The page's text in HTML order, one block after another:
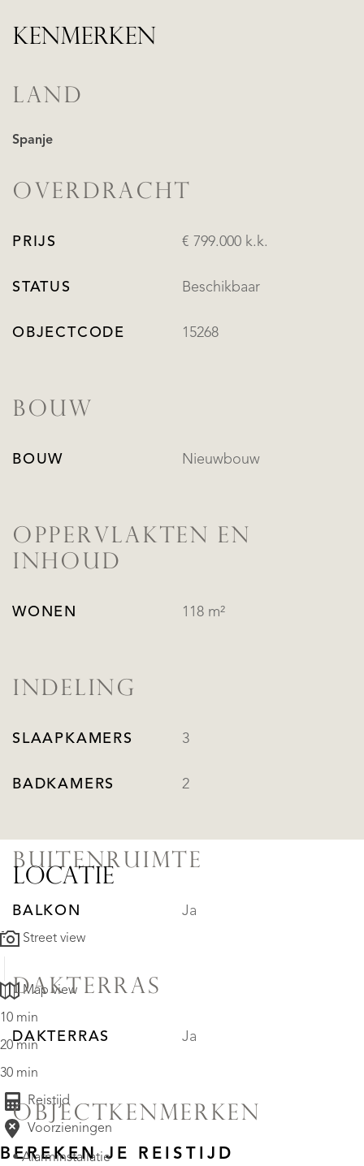
KENMERKEN
LAND
Spanje
OVERDRACHT
PRIJS € 799.000 k.k.
STATUS Beschikbaar
OBJECTCODE 15268
BOUW
BOUW Nieuwbouw
OPPERVLAKTEN EN
INHOUD
WONEN 118 m²
INDELING
SLAAPKAMERS 3
BADKAMERS 2
BUITENRUIMTE
BALKON Ja
DAKTERRAS
DAKTERRAS Ja
OBJECTKENMERKEN
• Alarminstallatie
LOCATIE
Street view
Map view
10 min
20 min
30 min
Reistijd
Voorzieningen
BEREKEN JE REISTIJD